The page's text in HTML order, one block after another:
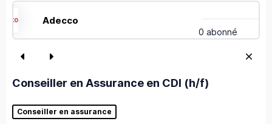
Adecco
0 abonné
Conseiller en Assurance en CDI (h/f)
Conseiller en assurance